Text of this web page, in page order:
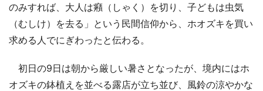
のみすれば、大人は癪（しゃく）を切り、子どもは虫気
（むしけ）を去る」という民間信仰から、ホオズキを買い
求める人でにぎわったと伝わる。
初日の9日は朝から厳しい暑さとなったが、境内にはホ
オズキの鉢植えを並べる露店が立ち並び、風鈴の涼やかな